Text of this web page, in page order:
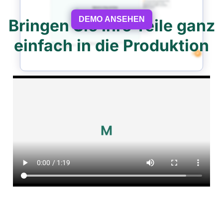
DEMO ANSEHEN
Bringen Sie Ihre Teile ganz
einfach in die Produktion